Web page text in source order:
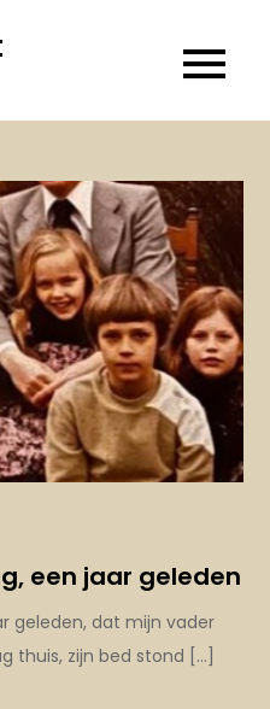
een jaar geleden
geleden, dat mijn vader
thuis, zijn bed stond […]